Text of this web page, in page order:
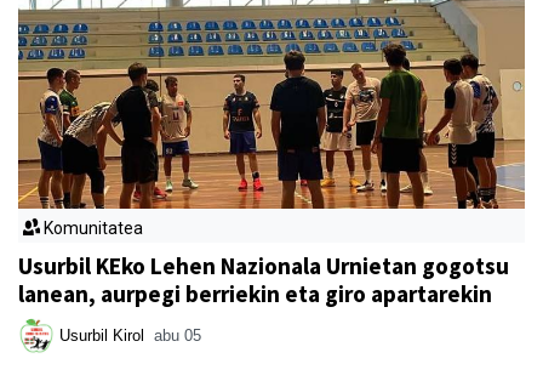
Komunitatea
Usurbil KEko Lehen Nazionala Urnietan gogotsu
lanean, aurpegi berriekin eta giro apartarekin
Usurbil Kirol abu 05